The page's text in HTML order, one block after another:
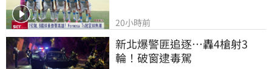
20小時前
新北爆警匪追逐…轟4槍射3
輪！破窗逮毒駕